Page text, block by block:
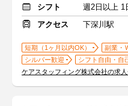
シフト
週2日以上 1
アクセス
下深川駅
短期（1ヶ月以内OK）
副業・
シルバー歓迎
シフト自由・自
ケアスタッフィング株式会社の求